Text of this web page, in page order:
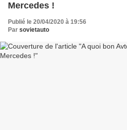
Mercedes !
Publié le 20/04/2020 à 19:56
Par sovietauto